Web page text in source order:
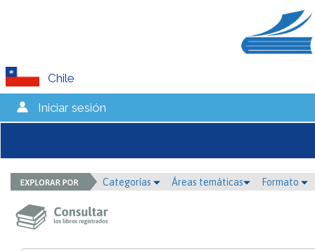
Chile
Iniciar sesión
Categorías Áreas temáticas Formato